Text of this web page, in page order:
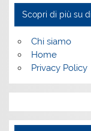
Scopri di più su
Chi siamo
Home
Privacy Policy